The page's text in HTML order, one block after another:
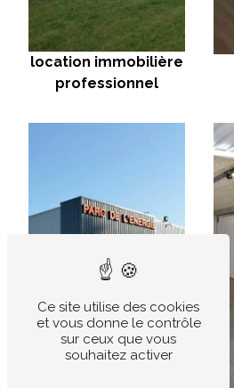
location immobilière
professionnel
Ce site utilise des cookies
et vous donne le contrôle
sur ceux que vous
souhaitez activer